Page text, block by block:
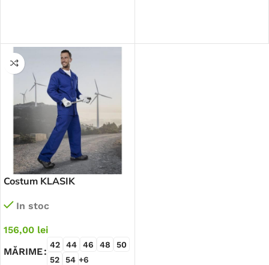
Costum KLASIK
In stoc
156,00 lei
MĂRIME
42 44 46 48
50
52
54 +6